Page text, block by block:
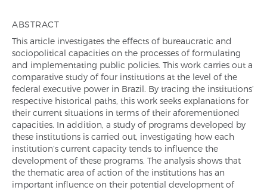
ABSTRACT
This article investigates the effects of bureaucratic and
sociopolitical capacities on the processes of formulating
and implementating public policies. This work carries out a
comparative study of four institutions at the level of the
federal executive power in Brazil. By tracing the institutions’
respective historical paths, this work seeks explanations for
their current situations in terms of their aforementioned
capacities. In addition, a study of programs developed by
these institutions is carried out, investigating how each
institution’s current capacity tends to influence the
development of these programs. The analysis shows that
the thematic area of action of the institutions has an
important influence on their potential development of